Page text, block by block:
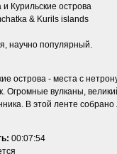
и Курильские острова
& Kurils islands
научно популярный.
острова - места с
Огромные вулканы,
В этой ленте
00:07:54